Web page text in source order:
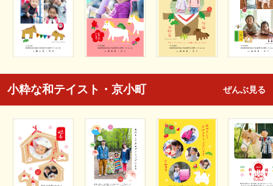
小粋な和テイスト・京小町 ぜんぶ見る